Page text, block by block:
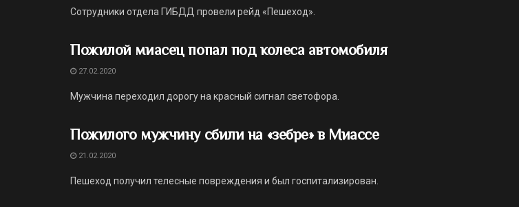
Сотрудники отдела ГИБДД провели рейд «Пешеход».
Пожилой миасец попал под колеса автомобиля
27.02.2020
Мужчина переходил дорогу на красный сигнал светофора.
Пожилого мужчину сбили на «зебре» в Миассе
21.02.2020
Пешеход получил телесные повреждения и был госпитализирован.